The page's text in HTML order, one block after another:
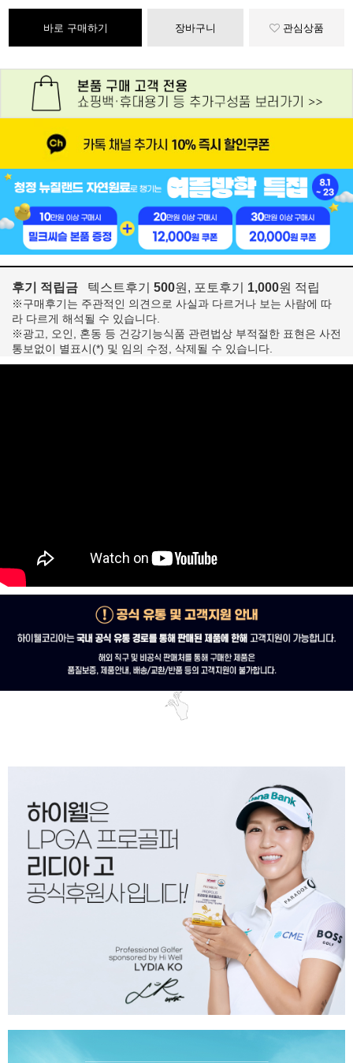
바로 구매하기 장바구니 관심상품
후기 적립금 텍스트후기 500원, 포토후기 1,000원 적립
※구매후기는 주관적인 의견으로 사실과 다르거나 보는 사람에 따
라 다르게 해석될 수 있습니다.
※광고, 오인, 혼동 등 건강기능식품 관련법상 부적절한 표현은 사전
통보없이 별표시(*) 및 임의 수정, 삭제될 수 있습니다.